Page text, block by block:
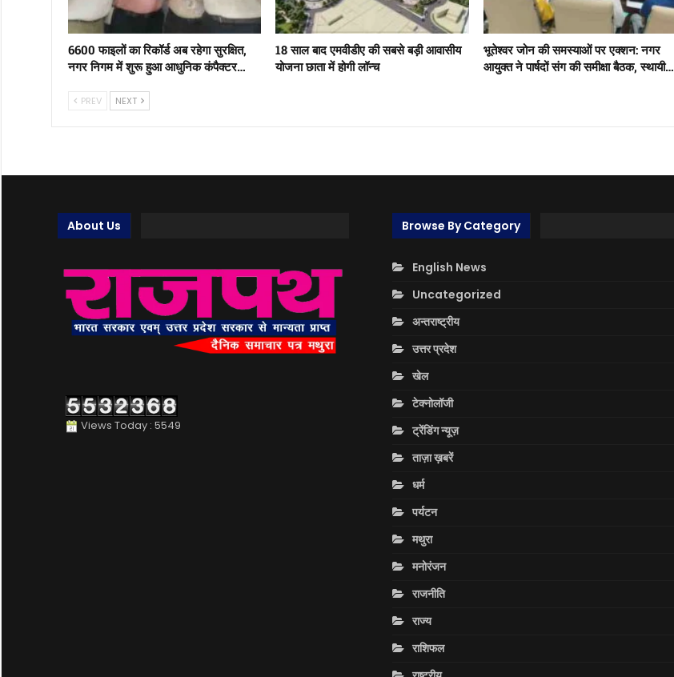
6600 फाइलों का रिकॉर्ड अब रहेगा सुरक्षित,
नगर निगम में शुरू हुआ आधुनिक कंपैक्टर…
18 साल बाद एमवीडीए की सबसे बड़ी आवासीय
योजना छाता में होगी लॉन्च
भूतेश्वर जोन की समस्याओं पर एक्शन: नगर
आयुक्त ने पार्षदों संग की समीक्षा बैठक, स्थायी…
PREV NEXT
About Us
Views Today : 5549
Browse By Category
English News
Uncategorized
अन्तराष्ट्रीय
उत्तर प्रदेश
खेल
टेक्नोलॉजी
ट्रेंडिंग न्यूज़
ताज़ा ख़बरें
धर्म
पर्यटन
मथुरा
मनोरंजन
राजनीति
राज्य
राशिफल